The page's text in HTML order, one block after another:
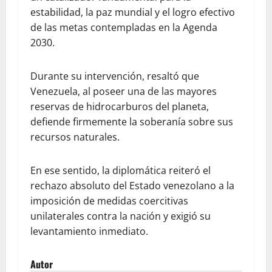
estabilidad, la paz mundial y el logro efectivo
de las metas contempladas en la Agenda
2030.
Durante su intervención, resaltó que
Venezuela, al poseer una de las mayores
reservas de hidrocarburos del planeta,
defiende firmemente la soberanía sobre sus
recursos naturales.
En ese sentido, la diplomática reiteró el
rechazo absoluto del Estado venezolano a la
imposición de medidas coercitivas
unilaterales contra la nación y exigió su
levantamiento inmediato.
Autor